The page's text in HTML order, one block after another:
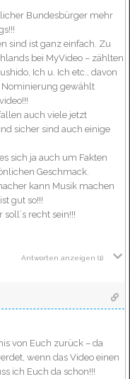
Bundesbürger mehr
sind ist ganz einfach. Zu
bei MyVideo – zählten
Ich u. Ich etc., davon
Nominierung gewählt
auch viele jetzt
sicher sind auch einige
sich ja auch um Fakten
Geschmack.
kann Musik machen
gut so!!!
recht sein!!!
Antworten anzeigen (1)
von Euch zurück – da
wenn das Video einen
ich Euch da schon!!!